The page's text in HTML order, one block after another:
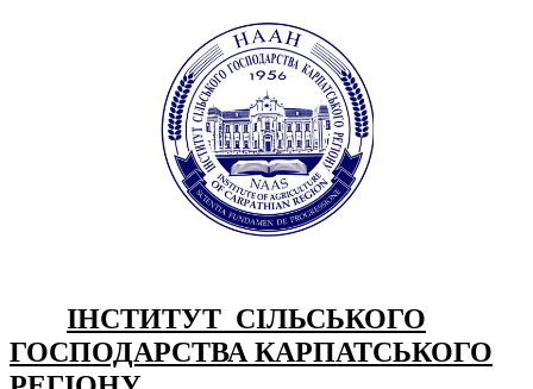
ІНСТИТУТ СІЛЬСЬКОГО
ГОСПОДАРСТВА КАРПАТСЬКОГО